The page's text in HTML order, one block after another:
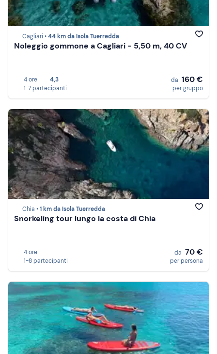
Cagliari •44 km da Isola Tuerredda
Noleggio gommone a Cagliari - 5,50 m, 40 CV
4 ore
4,3
1-7 partecipanti
da 160 €
per gruppo
Chia •1 km da Isola Tuerredda
Snorkeling tour lungo la costa di Chia
4 ore
1-8 partecipanti
da 70 €
per persona